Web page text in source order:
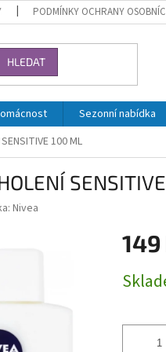
PODMÍNKY OCHRANY
HLEDAT
Sezonní nabídka
100 ML
Nivea
149
cena: